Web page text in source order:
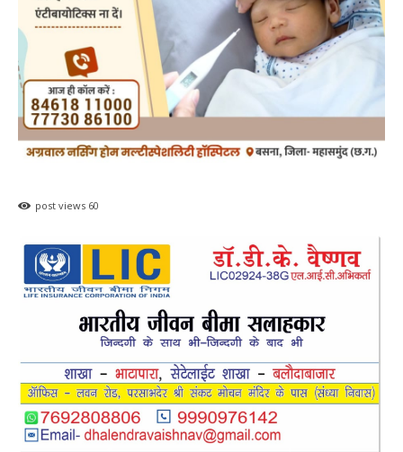
post views 60